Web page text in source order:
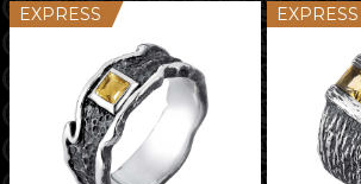
EXPRESS EXPRESS